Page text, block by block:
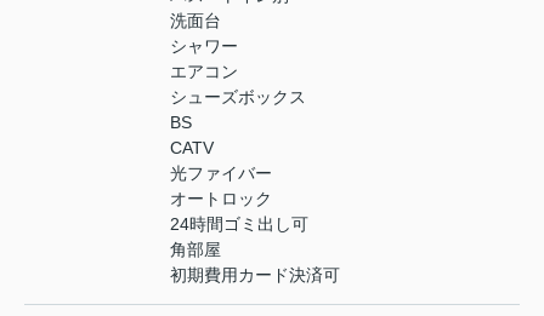
洗面台
シャワー
エアコン
シューズボックス
BS
CATV
光ファイバー
オートロック
24時間ゴミ出し可
角部屋
初期費用カード決済可